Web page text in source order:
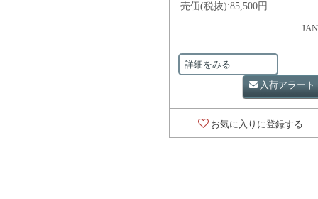
売価(税抜):85,500円
詳細をみる
入荷アラート
お気に入りに登録する